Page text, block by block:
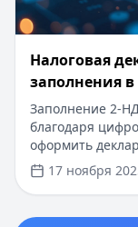
Налоговая
заполнения в
Заполнение 2-
благодаря
оформить
вычеты. А если
кредиты с 0%
одобрением и
за 5 минут —
17 ноября